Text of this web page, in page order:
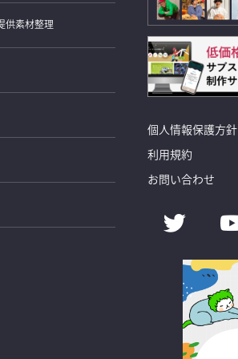
供素材整理
個人情報保護方針
利用規約
お問い合わせ